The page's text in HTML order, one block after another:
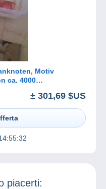
Motiv
ca. 4000
± 301,69 $US
piacerti: